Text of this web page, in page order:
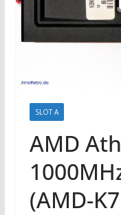
SLOT A
AMD
(AMD-